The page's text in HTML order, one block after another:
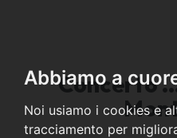
Abbiamo a
Noi usiamo i cookies e
tracciamento per
Concerto